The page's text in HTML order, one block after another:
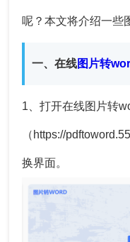
呢？本文将介绍一些
一、在线图片转
1、打开在线图片转
（https://
换界面。